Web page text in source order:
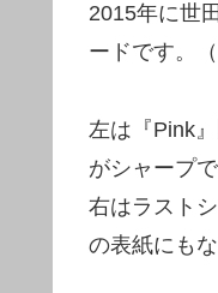
2015年に世
ードです。
左は『Pink
がシャープで
右はラスト
の表紙にも